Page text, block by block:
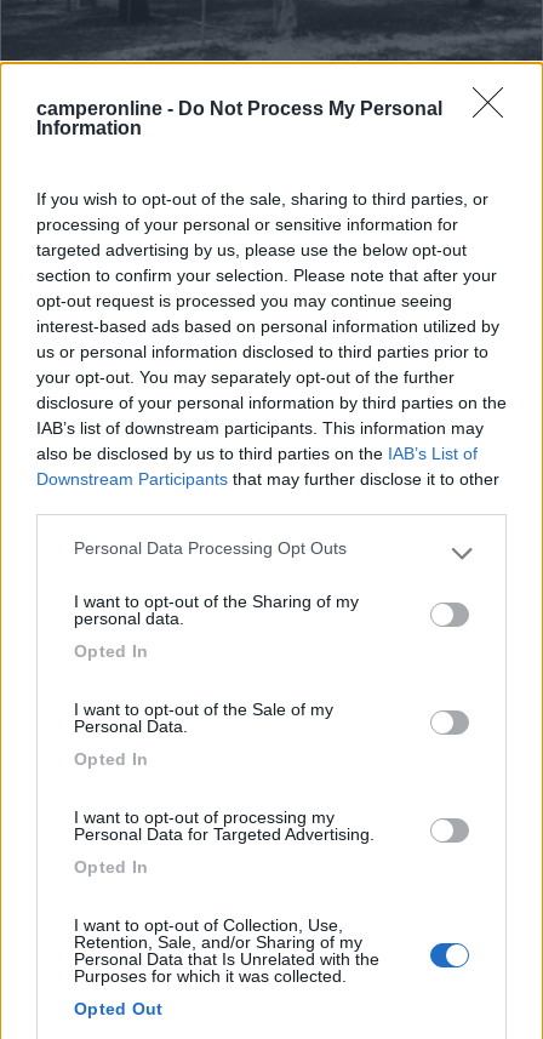
camperonline - Do Not Process My Personal
Information
If you wish to opt-out of the sale, sharing to third parties, or
processing of your personal or sensitive information for
targeted advertising by us, please use the below opt-out
section to confirm your selection. Please note that after your
opt-out request is processed you may continue seeing
interest-based ads based on personal information utilized by
us or personal information disclosed to third parties prior to
your opt-out. You may separately opt-out of the further
disclosure of your personal information by third parties on the
IAB’s list of downstream participants. This information may
also be disclosed by us to third parties on the IAB’s List of
Downstream Participants that may further disclose it to other
Please note that this website/app uses one or more Google
not limited to your visit or usage behaviour. You may click to
grant or deny consent to Google and its third-party tags to
use your data for below specified purposes in below Google
Personal Data Processing Opt Outs
I want to opt-out of the Sharing of my
personal data.
Opted In
I want to opt-out of the Sale of my
Personal Data.
Opted In
I want to opt-out of processing my
Personal Data for Targeted Advertising.
Opted In
I want to opt-out of Collection, Use,
Retention, Sale, and/or Sharing of my
Personal Data that Is Unrelated with the
Purposes for which it was collected.
Opted Out
7,3 7
Servizi / Posizione
Struttura con accesso diretto alla spiaggia libera di Cas...
Maratea (PZ) - 8.4km
Loc. Castrocucco ,72
Elayon Club Residence
Servizi / Posizione
Il campeggio dispone di 30 piazzole per camper, caravan